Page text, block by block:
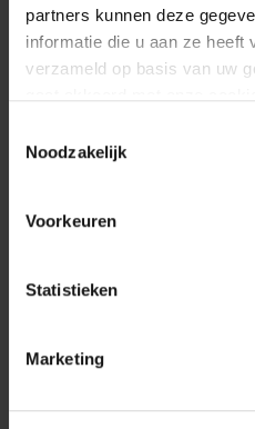
partners kunnen deze
informatie die u aan ze heeft
verzameld op basis van uw
Noodzakelijk
Voorkeuren
Statistieken
Marketing
Geel